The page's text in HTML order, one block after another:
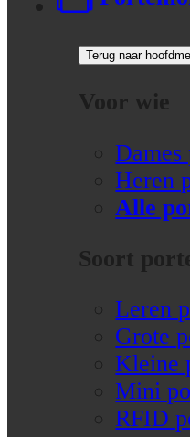
Terug naar
Voor wie
Dames
Heren
Alle
Soort
Leren
Grote
Kleine
Mini
RFID